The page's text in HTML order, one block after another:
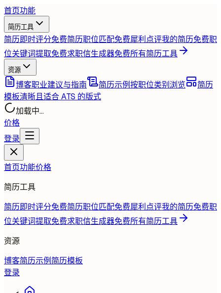
首页功能
简历工具
简历即时评分免费简历职位匹配免费犀利点评我的简历免费职
位关键词提取免费求职信生成器免费所有简历工具
资源
博客职业建议与指南 简历示例按职位类别浏览
简历
模板清晰且适合 ATS 的版式
加载中...
价格
登录
首页功能价格
简历工具
简历即时评分免费简历职位匹配免费犀利点评我的简历免费职
位关键词提取免费求职信生成器免费所有简历工具
资源
博客简历示例 简历模板
登录